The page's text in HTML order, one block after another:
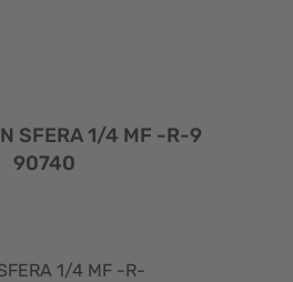
SFERA 1/4 MF -R-9
90740
1/4 MF -R-